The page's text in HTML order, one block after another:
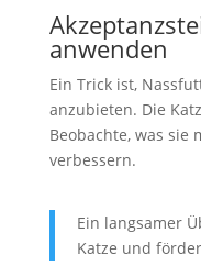
anwenden
Ein Trick ist,
anzubieten. Die
Beobachte, was sie
verbessern.
Ein langsamer
Katze und